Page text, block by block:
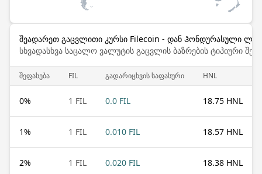
შეადარეთ გაცვლითი კურსი Filecoin - დან Ჰონდურასული
სხვადასხვა საცალო ვალუტის გაცვლის ბაზრების ტიპიური
შეფასება FIL გადარიცხვის საფასური HNL
0% 1 FIL 0.0 FIL 18.75 HNL
1% 1 FIL 0.010 FIL 18.57 HNL
2% 1 FIL 0.020 FIL 18.38 HNL